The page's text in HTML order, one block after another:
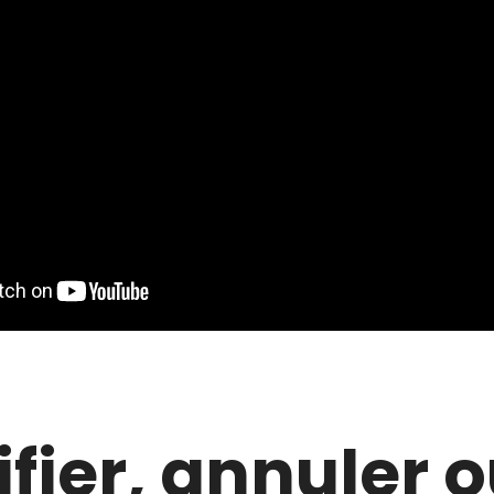
annuler